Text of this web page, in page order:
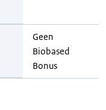
Geen
Biobased
Bonus